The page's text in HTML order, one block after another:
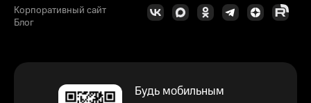
Корпоративный сайт
Блог
Будь мобильным